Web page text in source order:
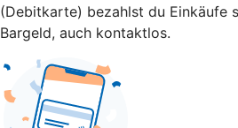
(Debitkarte) bezahlst du Einkäufe
Bargeld, auch kontaktlos.